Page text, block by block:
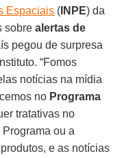
Espaciais ( INPE) da
sobrealertas de
pegou de surpresa
“Fomos
notícias na mídia
no Programa
tratativas no
ou a
e as notícias